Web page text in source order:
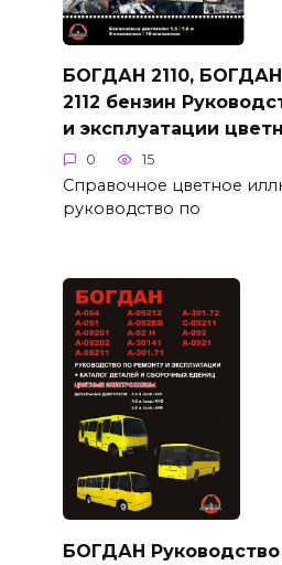
БОГДАН 2110, БОГДАН
2112 бензин
и эксплуатации
0 15
Справочное цветное
руководство по
БОГДАН